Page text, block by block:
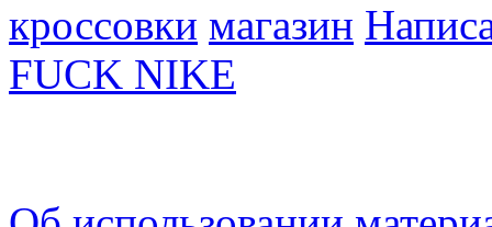
кроссовки магазин
FUCK NIKE